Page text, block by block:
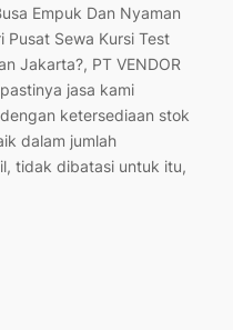
Empuk Dan Nyaman
Sewa Kursi Test
Jakarta?, PT VENDOR
jasa kami
ketersediaan stok
dalam jumlah
tidak dibatasi untuk itu,